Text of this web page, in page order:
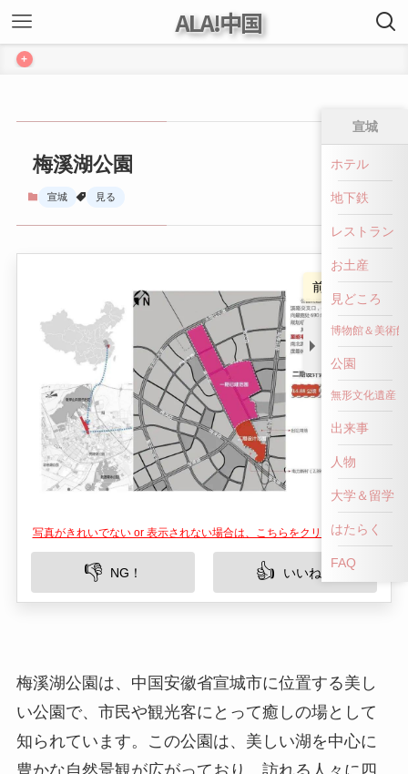
ALA!中国
+
梅溪湖公園
宣城 見る
前へ戻る
写真がきれいでない or 表示されない場合は、こちらをクリックして！
👎 NG！ 👍 いいね！
梅溪湖公園は、中国安徽省宣城市に位置する美し
い公園で、市民や観光客にとって癒しの場として
知られています。この公園は、美しい湖を中心に
豊かな自然景観が広がっており、訪れる人々に四
宣城
ホテル
地下鉄
レストラン
お土産
見どころ
博物館＆美術館
公園
無形文化遺産
出来事
人物
大学＆留学
はたらく
FAQ